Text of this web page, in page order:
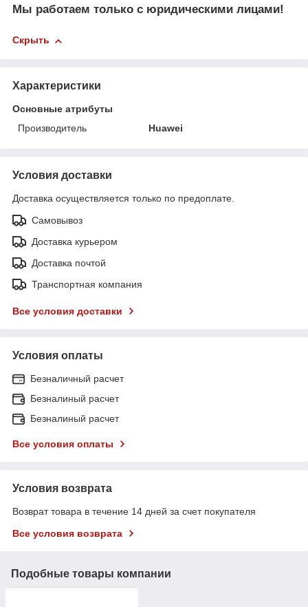
Мы работаем только с юридическими лицами!
Скрыть
Характеристики
Основные атрибуты
Производитель
Huawei
Условия доставки
Доставка осуществляется только по предоплате.
Самовывоз
Доставка курьером
Доставка почтой
Транспортная компания
Все условия доставки
Условия оплаты
Безналичный расчет
Безналиный расчет
Безналиный расчет
Все условия оплаты
Условия возврата
Возврат товара в течение 14 дней за счет покупателя
Все условия возврата
Подобные товары компании